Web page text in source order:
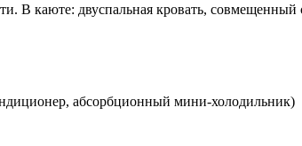
В каюте: двуспальная кровать,
абсорбционный мини-холодильник)